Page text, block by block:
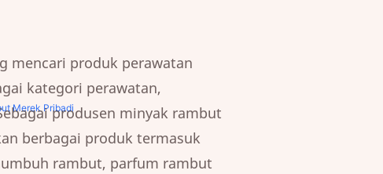
mencari produk perawatan
kategori perawatan,
produsen minyak rambut
berbagai produk termasuk
rambut, parfum rambut